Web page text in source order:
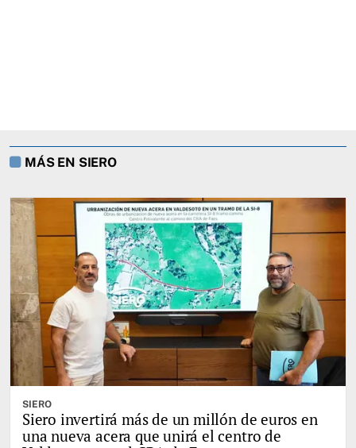
MÁS EN SIERO
SIERO
Siero invertirá más de un millón de euros en
una nueva acera que unirá el centro de